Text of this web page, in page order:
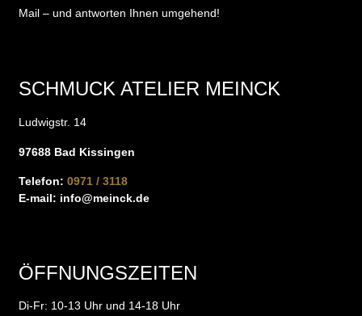
Mail – und antworten Ihnen umgehend!
SCHMUCK ATELIER MEINCK
Ludwigstr. 14
97688 Bad Kissingen
Telefon: 0971 / 3118
E-mail: info@meinck.de
ÖFFNUNGSZEITEN
Di-Fr: 10-13 Uhr und 14-18 Uhr